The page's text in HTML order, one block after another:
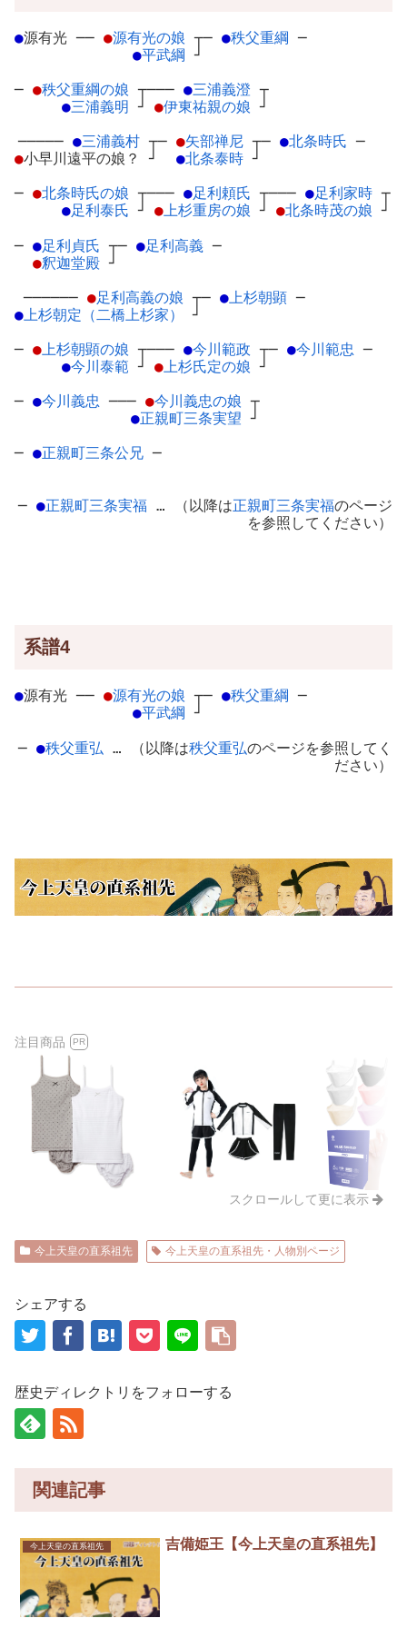
●源有光 ── ●源有光の娘 ┬
●平武綱 ┘
─ ●秩父重綱 ─
─ ●秩父重綱の娘 ┬
●三浦義明 ┘
─── ●三浦義澄 ┬
●伊東祐親の娘 ┘
───── ●三浦義村 ┬
●小早川遠平の娘？ ┘
─ ●矢部禅尼 ┬
●北条泰時 ┘
─ ●北条時氏 ─
─ ●北条時氏の娘 ┬
●足利泰氏 ┘
─── ●足利頼氏 ┬
●上杉重房の娘 ┘
─── ●足利家時 ┬
●北条時茂の娘 ┘
─ ●足利貞氏 ┬
●釈迦堂殿 ┘
─ ●足利高義 ─
────── ●足利高義の娘 ┬
● 上杉朝定（二橋上杉家） ┘
─ ● 上杉朝顕 ─
─ ●上杉朝顕の娘 ┬
●今川泰範 ┘
─── ●今川範政 ┬
●上杉氏定の娘 ┘
─ ●今川範忠 ─
─ ●今川義忠 ─── ●今川義忠の娘 ┬
●正親町三条実望 ┘
─ ●正親町三条公兄 ─
─ ●正親町三条実福 … （以降は正親町三条実福のページ
を参照してください）
系譜4
●源有光 ── ●源有光の娘 ┬
●平武綱 ┘
─ ●秩父重綱 ─
─ ●秩父重弘 … （以降は秩父重弘のページを参照してく
ださい）
注目商品 PR
スクロールして更に表示
今上天皇の直系祖先 今上天皇の直系祖先・人物別ページ
シェアする
歴史ディレクトリをフォローする
関連記事
今上天皇の直系祖先 吉備姫王【今上天皇の直系祖先】